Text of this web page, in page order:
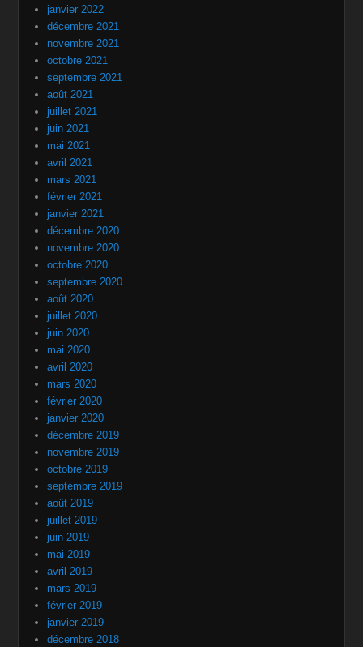
janvier 2022
décembre 2021
novembre 2021
octobre 2021
septembre 2021
août 2021
juillet 2021
juin 2021
mai 2021
avril 2021
mars 2021
février 2021
janvier 2021
décembre 2020
novembre 2020
octobre 2020
septembre 2020
août 2020
juillet 2020
juin 2020
mai 2020
avril 2020
mars 2020
février 2020
janvier 2020
décembre 2019
novembre 2019
octobre 2019
septembre 2019
août 2019
juillet 2019
juin 2019
mai 2019
avril 2019
mars 2019
février 2019
janvier 2019
décembre 2018